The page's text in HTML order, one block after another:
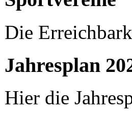
Die
Jahresplan
Hier die